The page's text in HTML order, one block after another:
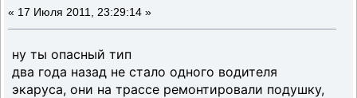
« 17 Июля 2011, 23:29:14 »
ну ты опасный тип
два года назад не стало одного водителя
экаруса, они на трассе ремонтировали подушку,